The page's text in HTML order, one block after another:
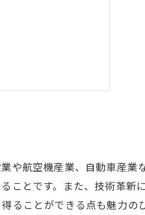
や航空機産業、自動車産業
ことです。また、技術革新
ることができる点も魅力の